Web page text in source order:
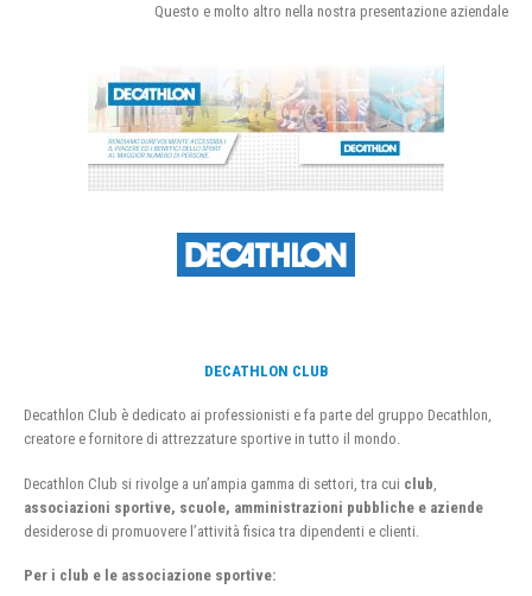
Questo e molto altro nella nostra presentazione aziendale
DECATHLON CLUB
Decathlon Club è dedicato ai professionisti e fa parte del gruppo Decathlon,
creatore e fornitore di attrezzature sportive in tutto il mondo.
Decathlon Club si rivolge a un’ampia gamma di settori, tra cui club
associazioni sportive, scuole, amministrazioni pubbliche e aziende
desiderose di promuovere l’attività fisica tra dipendenti e clienti.
Per i club e le associazione sportive: